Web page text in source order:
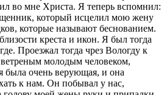
во мне Христа. Я теперь вспомнил:
который исцелил мою жену
которые называют беснованием.
креста и икон. Я был тогда
Проезжал тогда чрез Вологду к
молодым человеком,
очень верующая, и она
к нам. Он побывал у нас,